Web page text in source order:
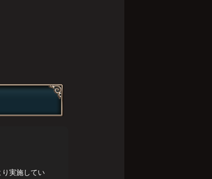
実施してい